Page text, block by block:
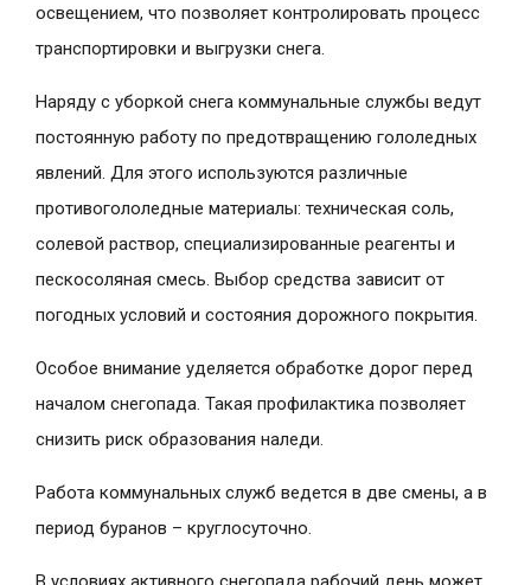
освещением, что позволяет контролировать процесс
транспортировки и выгрузки снега.
Наряду с уборкой снега коммунальные службы ведут
постоянную работу по предотвращению гололедных
явлений. Для этого используются различные
противогололедные материалы: техническая соль,
солевой раствор, специализированные реагенты и
пескосоляная смесь. Выбор средства зависит от
погодных условий и состояния дорожного покрытия.
Особое внимание уделяется обработке дорог перед
началом снегопада. Такая профилактика позволяет
снизить риск образования наледи.
Работа коммунальных служб ведется в две смены, а в
период буранов – круглосуточно.